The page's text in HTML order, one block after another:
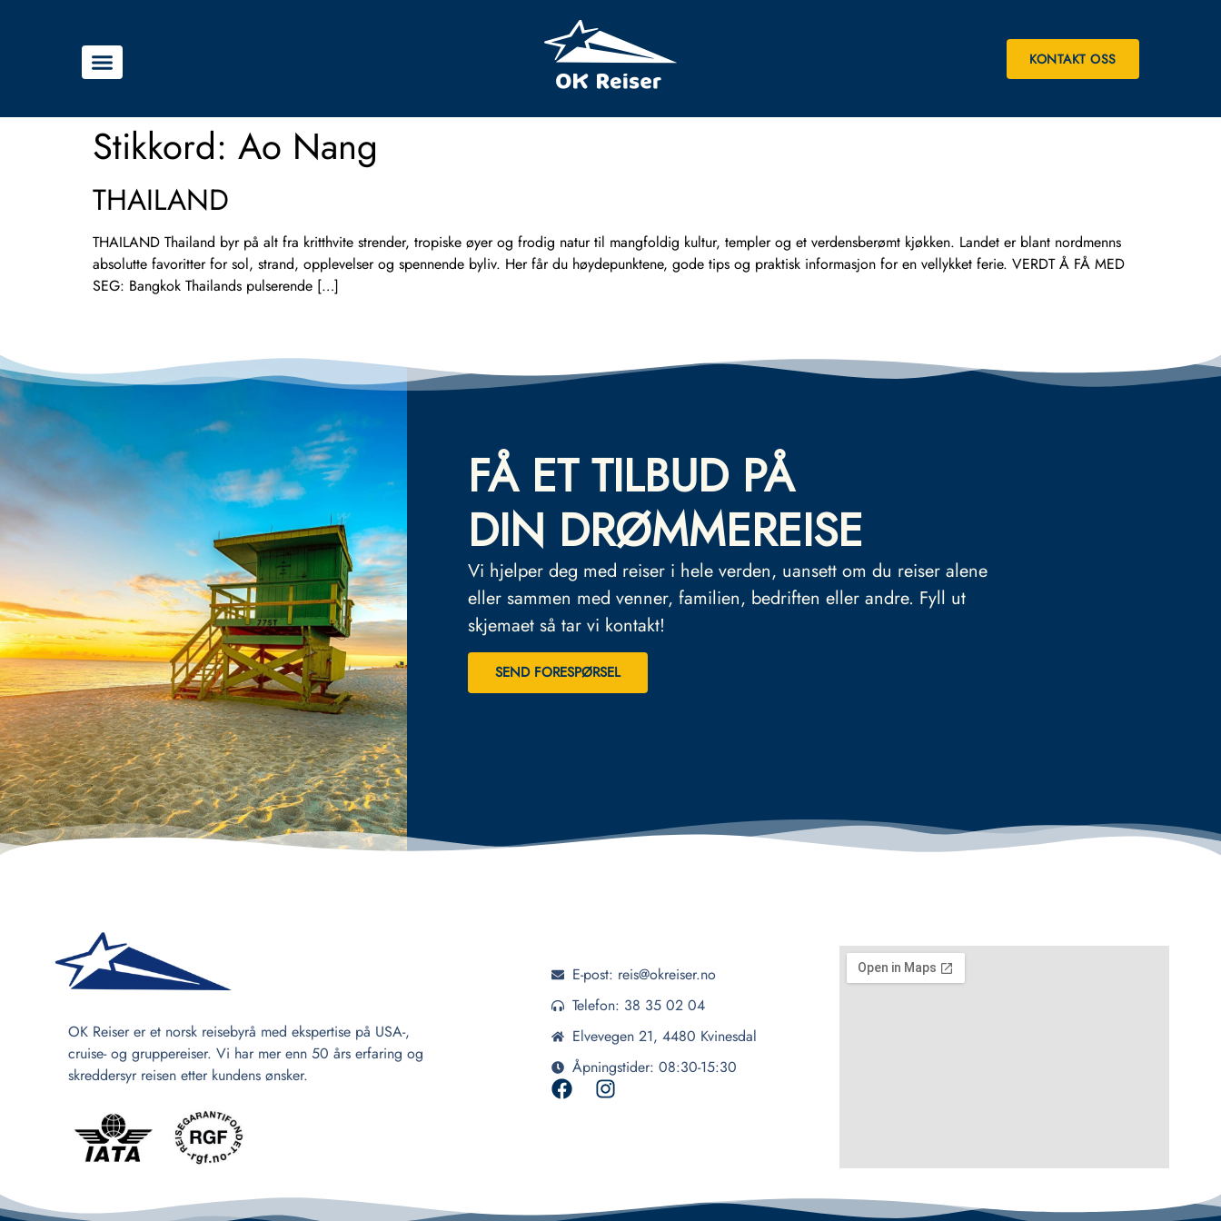
KONTAKT OSS
Stikkord: Ao Nang
THAILAND
THAILAND Thailand byr på alt fra kritthvite strender, tropiske øyer og frodig natur til mangfoldig kultur, templer og et verdensberømt kjøkken. Landet er blant nordmenns
absolutte favoritter for sol, strand, opplevelser og spennende byliv. Her får du høydepunktene, gode tips og praktisk informasjon for en vellykket ferie. VERDT Å FÅ MED
SEG: Bangkok Thailands pulserende […]
FÅ ET TILBUD PÅ
DIN DRØMMEREISE
Vi hjelper deg med reiser i hele verden, uansett om du reiser alene
eller sammen med venner, familien, bedriften eller andre. Fyll ut
skjemaet så tar vi kontakt!
SEND FORESPØRSEL
OK Reiser er et norsk reisebyrå med ekspertise på USA-,
cruise- og gruppereiser. Vi har mer enn 50 års erfaring og
skreddersyr reisen etter kundens ønsker.
E-post: reis@okreiser.no
Telefon: 38 35 02 04
Elvevegen 21, 4480 Kvinesdal
Åpningstider: 08:30-15:30